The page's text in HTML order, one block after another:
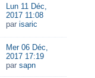
Lun 11 Déc,
2017 11:08
par isaric
Mer 06 Déc,
2017 17:19
par sapn